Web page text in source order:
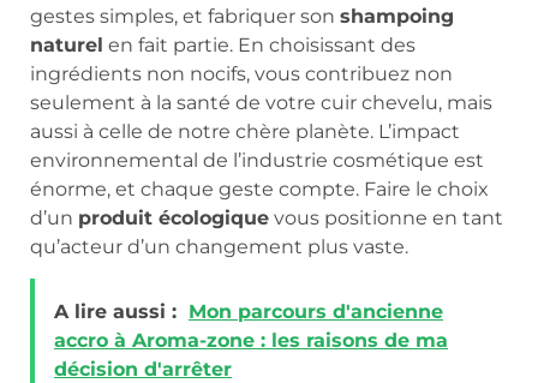
gestes simples, et fabriquer son shampoing
naturel en fait partie. En choisissant des
ingrédients non nocifs, vous contribuez non
seulement à la santé de votre cuir chevelu, mais
aussi à celle de notre chère planète. L’impact
environnemental de l’industrie cosmétique est
énorme, et chaque geste compte. Faire le choix
d’un produit écologique vous positionne en tant
qu’acteur d’un changement plus vaste.
A lire aussi : Mon parcours d'ancienne
accro à Aroma-zone : les raisons de ma
décision d'arrêter